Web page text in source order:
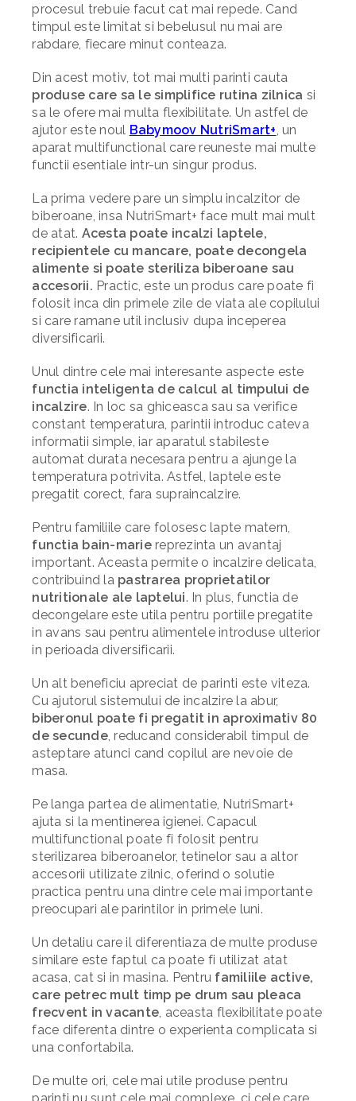
procesul trebuie facut cat mai repede. Cand
timpul este limitat si bebelusul nu mai are
rabdare, fiecare minut conteaza.
Din acest motiv, tot mai multi parinti cauta
produse care sa le simplifice rutina zilnica si
sa le ofere mai multa flexibilitate. Un astfel de
ajutor este noul Babymoov NutriSmart+, un
aparat multifunctional care reuneste mai multe
functii esentiale intr-un singur produs.
La prima vedere pare un simplu incalzitor de
biberoane, insa NutriSmart+ face mult mai mult
de atat. Acesta poate incalzi laptele,
recipientele cu mancare, poate decongela
alimente si poate steriliza biberoane sau
accesorii. Practic, este un produs care poate fi
folosit inca din primele zile de viata ale copilului
si care ramane util inclusiv dupa inceperea
diversificarii.
Unul dintre cele mai interesante aspecte este
functia inteligenta de calcul al timpului de
incalzire. In loc sa ghiceasca sau sa verifice
constant temperatura, parintii introduc cateva
informatii simple, iar aparatul stabileste
automat durata necesara pentru a ajunge la
temperatura potrivita. Astfel, laptele este
pregatit corect, fara supraincalzire.
Pentru familiile care folosesc lapte matern,
functia bain-mariereprezinta un avantaj
important. Aceasta permite o incalzire delicata,
contribuind la pastrarea proprietatilor
nutritionale ale laptelui. In plus, functia de
decongelare este utila pentru portiile pregatite
in avans sau pentru alimentele introduse ulterior
in perioada diversificarii.
Un alt beneficiu apreciat de parinti este viteza.
Cu ajutorul sistemului de incalzire la abur,
biberonul poate fi pregatit in aproximativ 80
de secunde, reducand considerabil timpul de
asteptare atunci cand copilul are nevoie de
masa.
Pe langa partea de alimentatie, NutriSmart+
ajuta si la mentinerea igienei. Capacul
multifunctional poate fi folosit pentru
sterilizarea biberoanelor, tetinelor sau a altor
accesorii utilizate zilnic, oferind o solutie
practica pentru una dintre cele mai importante
preocupari ale parintilor in primele luni.
Un detaliu care il diferentiaza de multe produse
similare este faptul ca poate fi utilizat atat
acasa, cat si in masina. Pentru familiile active,
care petrec mult timp pe drum sau pleaca
frecvent in vacante, aceasta flexibilitate poate
face diferenta dintre o experienta complicata si
una confortabila.
De multe ori, cele mai utile produse pentru